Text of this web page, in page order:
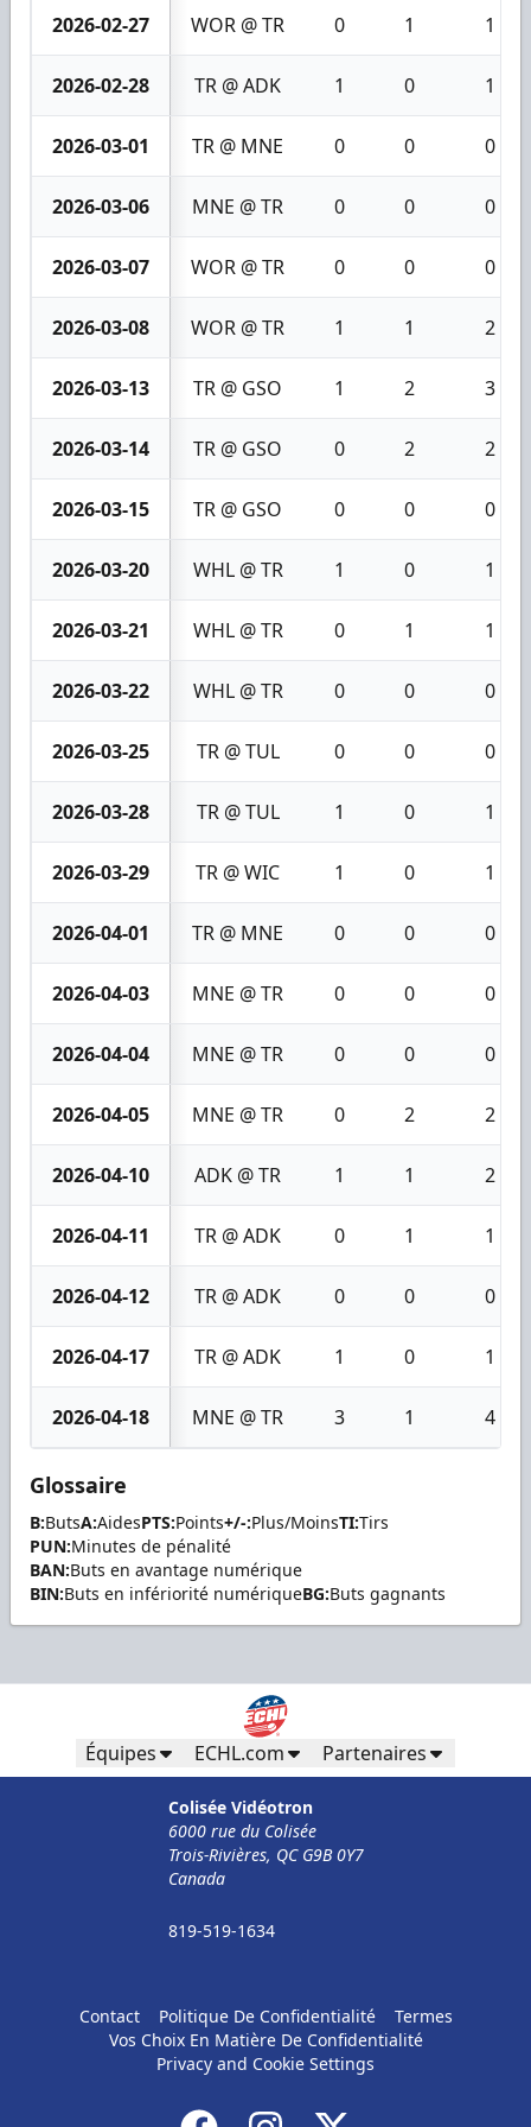
2026-02-27 WOR @ TR 0 1 1
2026-02-28 TR @ ADK 1 0 1
2026-03-01 TR @ MNE 0 0 0
2026-03-06 MNE @ TR 0 0 0
2026-03-07 WOR @ TR 0 0 0
2026-03-08 WOR @ TR 1 1 2
2026-03-13 TR @ GSO 1 2 3
2026-03-14 TR @ GSO 0 2 2
2026-03-15 TR @ GSO 0 0 0
2026-03-20 WHL @ TR 1 0 1
2026-03-21 WHL @ TR 0 1 1
2026-03-22 WHL @ TR 0 0 0
2026-03-25 TR @ TUL 0 0 0
2026-03-28 TR @ TUL 1 0 1
2026-03-29 TR @ WIC 1 0 1
2026-04-01 TR @ MNE 0 0 0
2026-04-03 MNE @ TR 0 0 0
2026-04-04 MNE @ TR 0 0 0
2026-04-05 MNE @ TR 0 2 2
2026-04-10 ADK @ TR 1 1 2
2026-04-11 TR @ ADK 0 1 1
2026-04-12 TR @ ADK 0 0 0
2026-04-17 TR @ ADK 1 0 1
2026-04-18 MNE @ TR 3 1 4
Glossaire
B:ButsA:AidesPTS:Points+/-:Plus/MoinsTI:Tirs
PUN:Minutes de pénalité
BAN:Buts en avantage numérique
BIN:Buts en infériorité numériqueBG:Buts gagnants
Équipes ECHL.com Partenaires
Colisée Vidéotron
6000 rue du Colisée
Trois-Rivières, QC G9B 0Y7
Canada
819-519-1634
Contact Politique De Confidentialité
Termes
Vos Choix En Matière De Confidentialité
Privacy and Cookie Settings